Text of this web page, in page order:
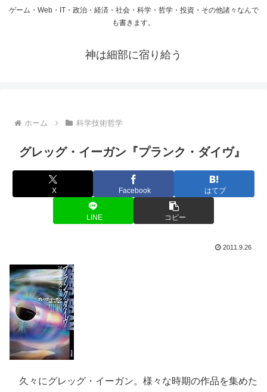
ゲーム・Web・IT・政治・経済・社会・科学・哲学・投資・その他諸々なんで
も書きます。
神は細部に宿り給う
ホーム 科学技術哲学
グレッグ・イーガン『プランク・ダイヴ』
X Facebook はてブ
LINE コピー
2011.9.26
久々にグレッグ・イーガン。様々な時期の作品を集めた